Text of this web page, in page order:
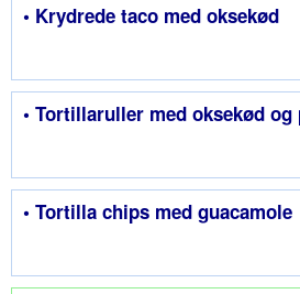
• Krydrede taco med oksekød
• Tortillaruller med oksekød
• Tortilla chips med guacamole